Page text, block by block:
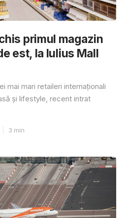
primul magazin
est, la Iulius Mall
mai mari retaileri internaționali
și lifestyle, recent intrat
3 min